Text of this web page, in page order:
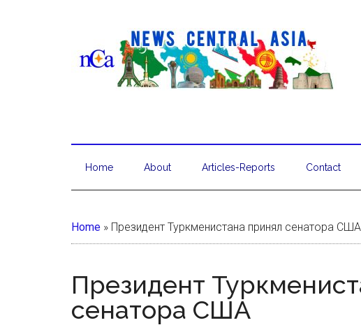
Home About Articles-Reports Contact
Home » Президент Туркменистана принял сенатора США
Президент
сенатора США